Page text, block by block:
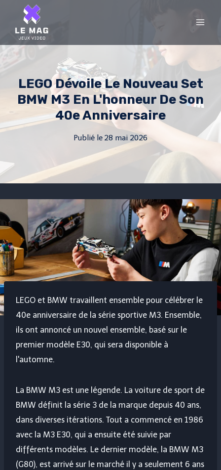
content
LEGO Dévoile Le Nouveau Set
BMW M3 En L'honneur De Son
40e Anniversaire
Publié le 28 mai 2026
LEGO et BMW travaillent ensemble pour célébrer le
40e anniversaire de la série sportive M3. Ensemble,
ils ont annoncé un nouvel ensemble, basé sur le
premier modèle E30, qui sera disponible à
l'automne.
La BMW M3 est une légende. La voiture de sport de
BMW définit la série 3 de la marque depuis 40 ans,
dans diverses itérations. Tout a commencé en 1986
avec la M3 E30, qui a ensuite été suivie par
différents modèles. Le dernier modèle, la BMW M3
(G80), est arrivé sur le marché il y a seulement 6 ans